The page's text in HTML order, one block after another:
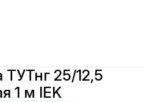
и материалы
ТУТнг 25/12,5
1 м IEK